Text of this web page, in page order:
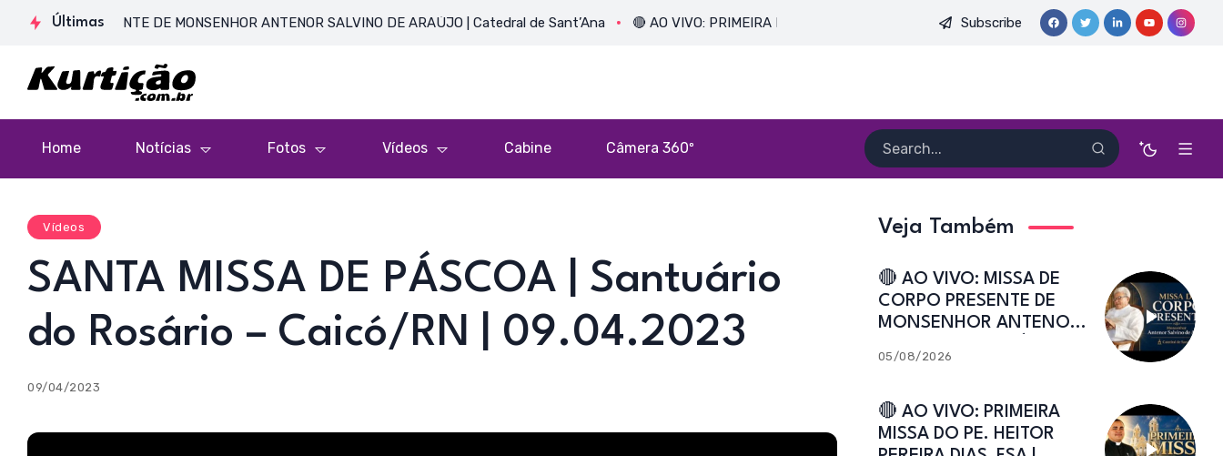
Últimas
PRESENTE DE MONSENHOR ANTENOR SALVINO DE ARAÚJO | Catedral de Sant’Ana 🔴 AO VIVO: PRIMEIRA MISSA DO PE. HEITOR PEREIRA DIAS, FSA | Catedral de Sant’Ana | Caicó-RN
Subscribe
Home Notícias Fotos Vídeos Cabine Câmera 360º
Vídeos
SANTA MISSA DE PÁSCOA | Santuário
do Rosário – Caicó/RN | 09.04.2023
09/04/2023
Veja Também
🔴 AO VIVO: MISSA DE
CORPO PRESENTE DE
MONSENHOR ANTENOR
Catedral de Sant’Ana
05/08/2026
🔴 AO VIVO: PRIMEIRA
MISSA DO PE. HEITOR